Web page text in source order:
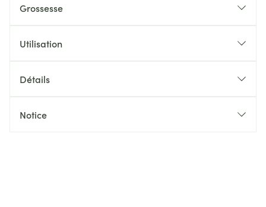
Grossesse
Utilisation
Détails
Notice